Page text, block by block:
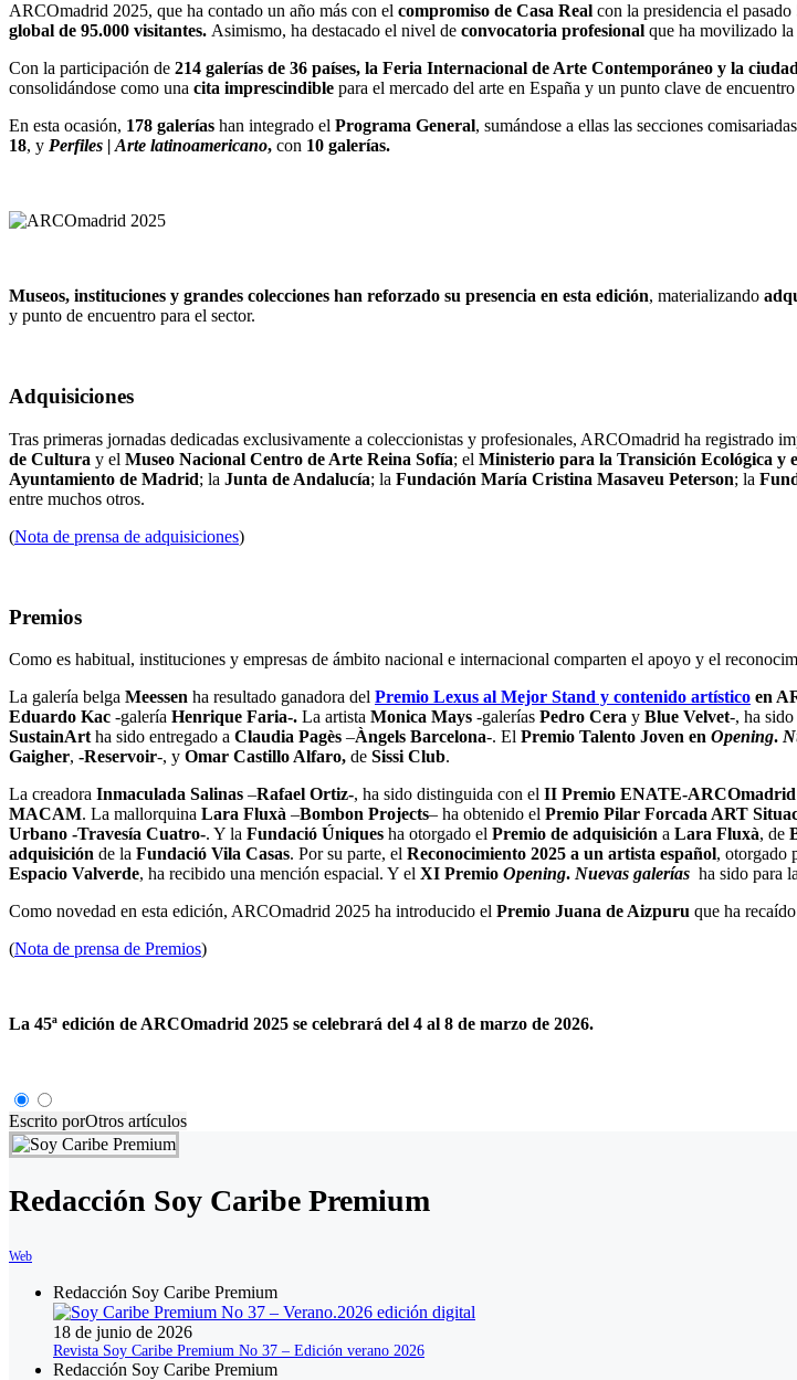
ARCOmadrid 2025, que ha contado un año más con el compromiso de Casa Real con la presidencia el
global de 95.000 visitantes. Asimismo, ha destacado el nivel de convocatoria profesional que ha movilizado la
Con la participación de 214 galerías de 36 países, la Feria Internacional de Arte Contemporáneo y la
consolidándose como una cita imprescindible para el mercado del arte en España y un punto clave de
En esta ocasión, 178 galerías han integrado el Programa General, sumándose a ellas las secciones
18, y Perfiles | Arte latinoamericano, con 10 galerías.
Museos, instituciones y grandes colecciones han reforzado su presencia en esta edición, materializando
y punto de encuentro para el sector.
Adquisiciones
Tras primeras jornadas dedicadas exclusivamente a coleccionistas y profesionales, ARCOmadrid ha registrado
de Cultura y el Museo Nacional Centro de Arte Reina Sofía; el Ministerio para la Transición Ecológica y
Ayuntamiento de Madrid; la Junta de Andalucía; la Fundación María Cristina Masaveu Peterson; la
entre muchos otros.
(Nota de prensa de adquisiciones)
Premios
Como es habitual, instituciones y empresas de ámbito nacional e internacional comparten el apoyo y el
La galería belga Meessen ha resultado ganadora del Premio Lexus al Mejor Stand y contenido artístico en
Eduardo Kac -galería Henrique Faria-. La artista Monica Mays -galerías Pedro Cera y Blue Velvet-, ha sido
SustainArt ha sido entregado a Claudia Pagès –Àngels Barcelona-. El Premio Talento Joven en Opening.
Gaigher, -Reservoir-, y Omar Castillo Alfaro, de Sissi Club.
La creadora Inmaculada Salinas –Rafael Ortiz-, ha sido distinguida con el II Premio ENATE-ARCOmadrid
MACAM. La mallorquina Lara Fluxà –Bombon Projects– ha obtenido el Premio Pilar Forcada ART
Urbano -Travesía Cuatro-. Y la Fundació Úniques ha otorgado el Premio de adquisición a Lara Fluxà, de
adquisición de la Fundació Vila Casas. Por su parte, el Reconocimiento 2025 a un artista español, otorgado
Espacio Valverde, ha recibido una mención espacial. Y el XI Premio Opening. Nuevas galerías ha sido para
Como novedad en esta edición, ARCOmadrid 2025 ha introducido el Premio Juana de Aizpuru que ha
(Nota de prensa de Premios)
La 45ª edición de ARCOmadrid 2025 se celebrará del 4 al 8 de marzo de 2026.
Escrito porOtros artículos
Redacción Soy Caribe Premium
Web
Redacción Soy Caribe Premium
18 de junio de 2026
Revista Soy Caribe Premium No 37 – Edición verano 2026
Redacción Soy Caribe Premium